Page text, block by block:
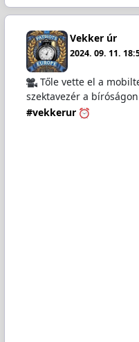
Vekker úr
2024. 09. 11.
Tőle vette el a
szektavezér a
#vekkerur